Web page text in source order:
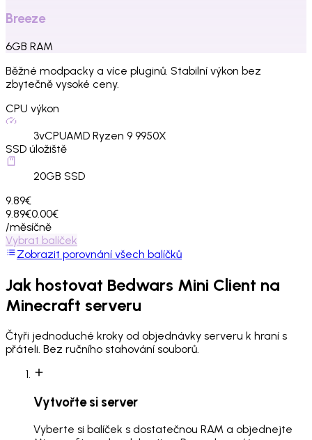
Breeze
6GB RAM
Běžné modpacky a více pluginů. Stabilní výkon bez
zbytečně vysoké ceny.
CPU výkon
3vCPUAMD Ryzen 9 9950X
SSD úložiště
20GB SSD
9.89€
9.89€0.00€
/měsíčně
Vybrat balíček
Zobrazit porovnání všech balíčků
Jak hostovat Bedwars Mini Client na
Minecraft serveru
Čtyři jednoduché kroky od objednávky serveru k hraní s
přáteli. Bez ručního stahování souborů.
Vytvořte si server
Vyberte si balíček s dostatečnou RAM a objednejte